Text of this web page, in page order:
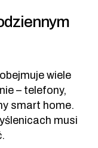
wiele
– telefony,
smart home.
musi